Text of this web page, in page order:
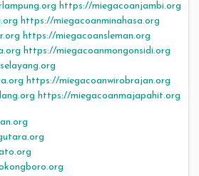
https://miegacoanjambi.org
https://miegacoanminahasa.org
https://miegacoansleman.org
https://miegacoanmongonsidi.org
https://miegacoanwirobrajan.org
https://miegacoanmajapahit.org